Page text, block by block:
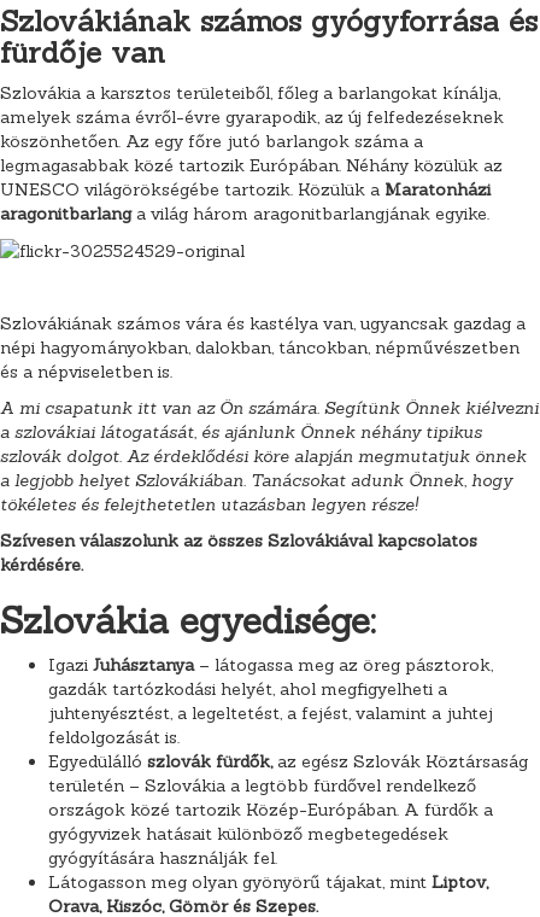
Szlovákiának számos gyógyforrása és
fürdője van
Szlovákia a karsztos területeiből, főleg a barlangokat kínálja,
amelyek száma évről-évre gyarapodik, az új felfedezéseknek
köszönhetően. Az egy főre jutó barlangok száma a
legmagasabbak közé tartozik Európában. Néhány közülük az
UNESCO világörökségébe tartozik. Közülük a Maratonházi
aragonitbarlang a világ három aragonitbarlangjának egyike.
Szlovákiának számos vára és kastélya van, ugyancsak gazdag a
népi hagyományokban, dalokban, táncokban, népművészetben
és a népviseletben is.
A mi csapatunk itt van az Ön számára. Segítünk Önnek kiélvezni
a szlovákiai látogatását, és ajánlunk Önnek néhány tipikus
szlovák dolgot. Az érdeklődési köre alapján megmutatjuk önnek
a legjobb helyet Szlovákiában. Tanácsokat adunk Önnek, hogy
tökéletes és felejthetetlen utazásban legyen része!
Szívesen válaszolunk az összes Szlovákiával kapcsolatos
kérdésére.
Szlovákia egyedisége:
Igazi Juhásztanya – látogassa meg az öreg pásztorok,
gazdák tartózkodási helyét, ahol megfigyelheti a
juhtenyésztést, a legeltetést, a fejést, valamint a juhtej
feldolgozását is.
Egyedülálló szlovák fürdők, az egész Szlovák Köztársaság
területén – Szlovákia a legtöbb fürdővel rendelkező
országok közé tartozik Közép-Európában. A fürdők a
gyógyvizek hatásait különböző megbetegedések
gyógyítására használják fel.
Látogasson meg olyan gyönyörű tájakat, mint Liptov,
Orava, Kiszóc, Gömör és Szepes.